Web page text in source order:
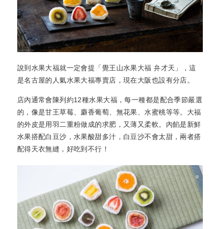
說到水果大福就一定會提「覺王山水果大福 弁才天」，這
是名古屋的人氣水果大福專賣店，現在大阪也設有分店。
店內通常會陳列約12種水果大福，每一種都是配合季節嚴選
的，像是甘王草莓、麝香葡萄、無花果、水蜜桃等等。大福
的外皮是用羽二重粉做成的求肥，又薄又柔軟。內餡是新鮮
水果搭配白豆沙，水果酸甜多汁，白豆沙不會太甜，兩者搭
配得天衣無縫，好吃到不行！